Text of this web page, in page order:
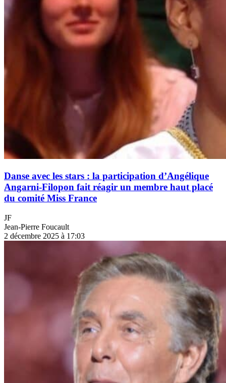
Danse avec les stars : la participation d’Angélique
Angarni-Filopon fait réagir un membre haut placé
du comité Miss France
JF
Jean-Pierre Foucault
2 décembre 2025 à 17:03